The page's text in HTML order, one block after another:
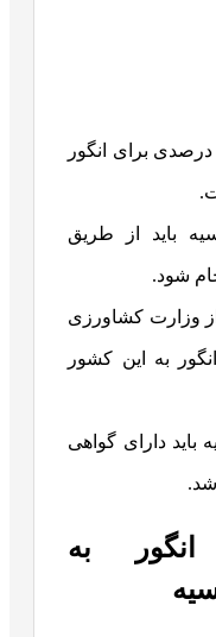
روسیه تعرفه گمرکی 5 درصدی برای انگور
باید از طریق
شود.
وزارت کشاورزی
به این کشور
باید دارای گواهی
به